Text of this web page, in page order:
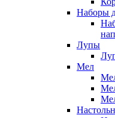
Наборы
Лупы
Мел